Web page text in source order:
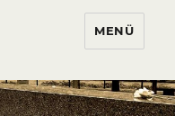
MENÜ